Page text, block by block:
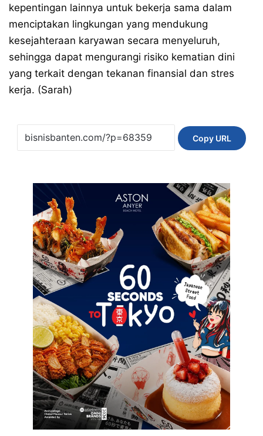
kepentingan lainnya untuk bekerja sama dalam
menciptakan lingkungan yang mendukung
kesejahteraan karyawan secara menyeluruh,
sehingga dapat mengurangi risiko kematian dini
yang terkait dengan tekanan finansial dan stres
kerja. (Sarah)
Copy URL